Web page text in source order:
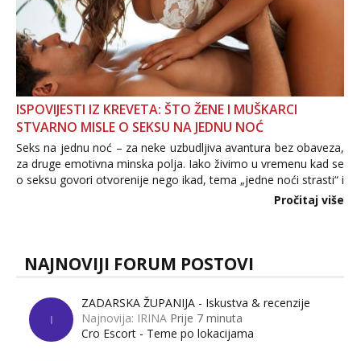
ISPOVIJESTI IZ KREVETA: ŠTO ŽENE I MUŠKARCI
STVARNO MISLE O SEKSU NA JEDNU NOĆ
Seks na jednu noć – za neke uzbudljiva avantura bez obaveza,
za druge emotivna minska polja. Iako živimo u vremenu kad se
o seksu govori otvorenije nego ikad, tema „jedne noći strasti“ i
dalje izaziva burne rasprave. Što zapravo misle žene, a što
Pročitaj više
NAJNOVIJI FORUM POSTOVI
I
ZADARSKA ŽUPANIJA - Iskustva & recenzije
Najnovija: IRINA Prije 7 minuta
Cro Escort - Teme po lokacijama